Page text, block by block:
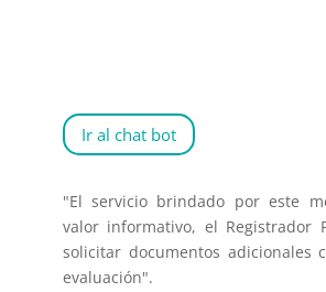
Ir al chat bot
"El servicio brindado por este
valor informativo, el Registrador
solicitar documentos adicionales
evaluación".